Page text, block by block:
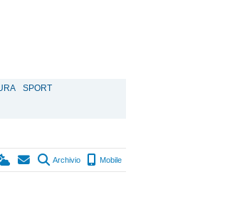
SPORT
Archivio Mobile